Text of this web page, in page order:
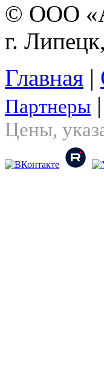
© ООО
г.
Главная |
Партнеры |
Цены,